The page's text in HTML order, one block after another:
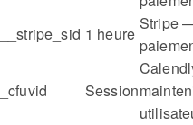
__stripe_sid 1 heure
Stripe
_cfuvid Session